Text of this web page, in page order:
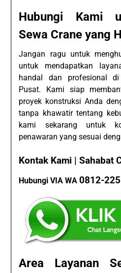
Hubungi Kami
Sewa Crane yang
Jangan ragu untuk
untuk mendapatkan
handal dan profesional di
Pusat. Kami siap
proyek konstruksi Anda
tanpa khawatir tentang
kami sekarang untuk
penawaran yang sesuai
Kontak Kami | Sahabat
Hubungi VIA WA0812-
Area Layanan